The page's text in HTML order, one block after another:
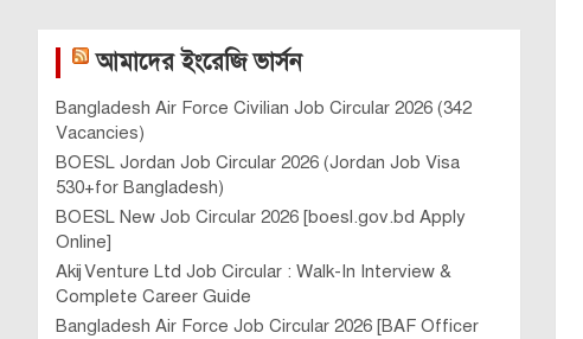
আমাদের ইংরেজি ভার্সন
Bangladesh Air Force Civilian Job Circular 2026 (342
Vacancies)
BOESL Jordan Job Circular 2026 (Jordan Job Visa
530+for Bangladesh)
BOESL New Job Circular 2026 [boesl.gov.bd Apply
Online]
Akij Venture Ltd Job Circular : Walk-In Interview &
Complete Career Guide
Bangladesh Air Force Job Circular 2026 [BAF Officer